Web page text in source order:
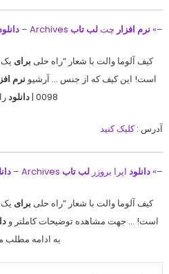
–» نرم افزار چتلب تابArchives –
کیف آلوما والت با شعار “راه حلی برای
است! این کیف که از جنس … آرشیو نرم
0098 | دانلود
آدرس :کلیک کنید
–»دانلوداپرا بروزر لب تابArchives –
کیف آلوما والت با شعار “راه حلی برای
است! … جهت مشاهده توضیحات کاملتر و
به ادامه مطلب